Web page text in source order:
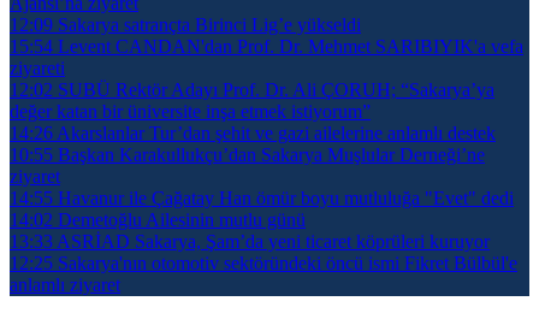
12:09 Sakarya satrançta Birinci Lig’e yükseldi
15:54 Levent CANDAN'dan Prof. Dr. Mehmet SARIBIYIK'a vefa
ziyareti
12:02 SUBÜ Rektör Adayı Prof. Dr. Ali ÇORUH; “Sakarya’ya
değer katan bir üniversite inşa etmek istiyorum”
14:26 Akarslanlar Tur’dan şehit ve gazi ailelerine anlamlı destek
10:55 Başkan Karakullukçu’dan Sakarya Muşlular Derneği’ne
ziyaret
14:55 Havanur ile Çağatay Han ömür boyu mutluluğa "Evet" dedi
14:02 Demetoğlu Ailesinin mutlu günü
13:33 ASRİAD Sakarya, Şam’da yeni ticaret köprüleri kuruyor
12:25 Sakarya'nın otomotiv sektöründeki öncü ismi Fikret Bülbül'e
anlamlı ziyaret